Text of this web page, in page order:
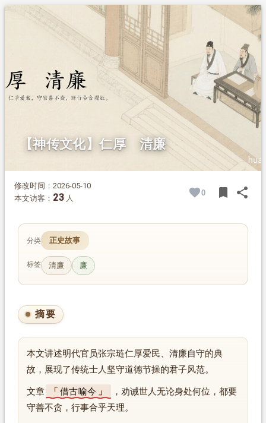
摘要
阻暴安民，为民请命
清廉自守，不取分毫
【神传文化】仁厚 清廉
修改时间：2026-05-10
本文访客： 23 人
0 bookmark share
分类 正史故事
标签 清廉 廉
摘要
本文讲述明代官员张宗琏仁厚爱民、清廉自守的典
故，展现了传统士人坚守道德节操的君子风范。
文章 借古喻今
，劝诫世人无论身处何位，都要
守善不贪，行事合乎天理。